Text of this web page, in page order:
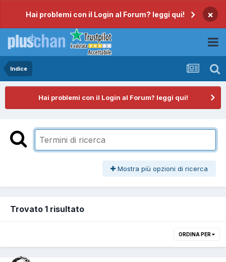
Hai problemi con il Login al Forum? leggi qui! ×
Indice
Hai problemi con il Login al Forum? leggi qui!
Mostra più opzioni di ricerca
Trovato 1 risultato
ORDINA PER